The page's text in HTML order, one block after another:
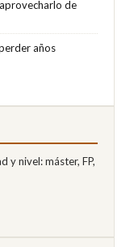
de
años
y nivel: máster, FP,